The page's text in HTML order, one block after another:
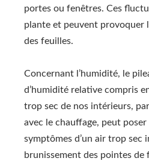
portes ou fenêtres. Ces
plante et peuvent provoquer
des feuilles.
Concernant l’humidité, le
d’humidité relative compris
trop sec de nos intérieurs,
avec le chauffage, peut poser
symptômes d’un air trop sec
brunissement des pointes de